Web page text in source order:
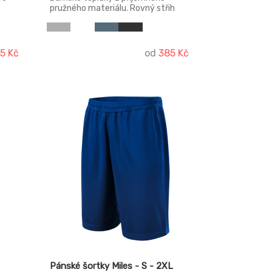
Kč
pružného materiálu. Rovný střih
od 385 Kč
Pánské šortky Miles - S - 2XL